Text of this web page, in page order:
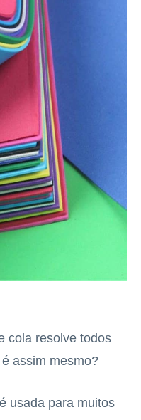
cola resolve todos
assim mesmo?
usada para muitos